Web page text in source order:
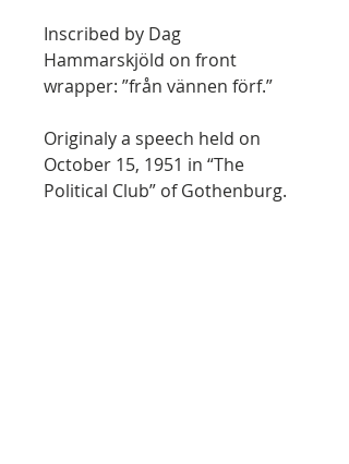
Inscribed by Dag
Hammarskjöld on front
wrapper: ”från vännen förf.”
Originaly a speech held on
October 15, 1951 in “The
Political Club” of Gothenburg.